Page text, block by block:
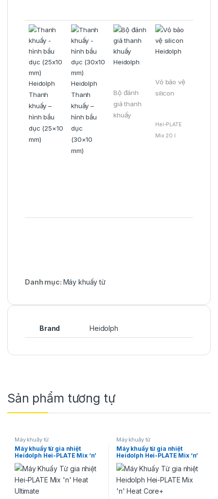
Thanh
khuấy –
hình bầu
dục (25×10
mm)
Thanh
khuấy –
hình bầu
dục
(30×10
mm)
Bộ đánh
giá thanh
khuấy
Vỏ bảo vệ
silicon
Hei-PLATE
Mix 20 l
Danh mục: Máy khuấy từ
Brand Heidolph
Sản phẩm tương tự
Máy khuấy từ
Máy khuấy từ gia nhiệt
Heidolph Hei-PLATE Mix ‘n’
Heat Ultimate
Máy khuấy từ
Máy khuấy từ gia nhiệt
Heidolph Hei-PLATE Mix ‘n’
Heat Core+